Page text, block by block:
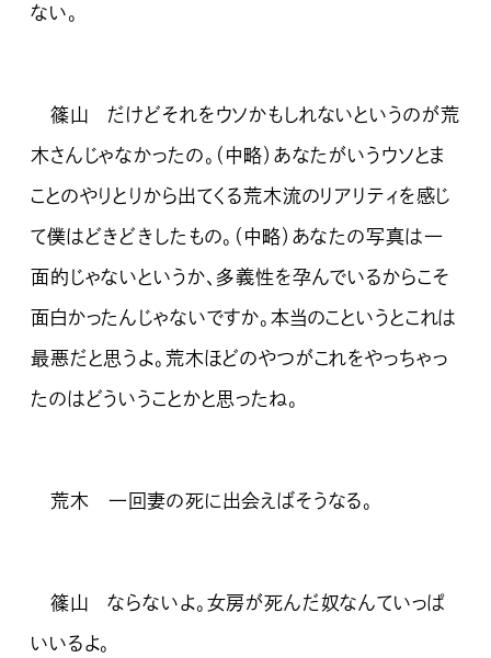
ない。
篠山 だけどそれをウソかもしれないというのが荒
木さんじゃなかったの。（中略）あなたがいうウソとま
ことのやりとりから出てくる荒木流のリアリティを感じ
て僕はどきどきしたもの。（中略）あなたの写真は一
面的じゃないというか、多義性を孕んでいるからこそ
面白かったんじゃないですか。本当のこというとこれは
最悪だと思うよ。荒木ほどのやつがこれをやっちゃっ
たのはどういうことかと思ったね。
荒木 一回妻の死に出会えばそうなる。
篠山 ならないよ。女房が死んだ奴なんていっぱ
いいるよ。